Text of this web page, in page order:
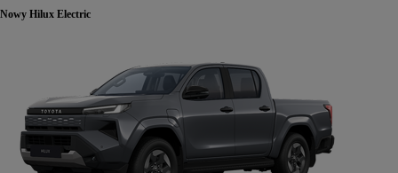
Nowy Hilux Electric